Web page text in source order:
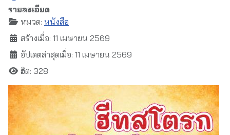
รายละเอียด
หมวด: หนังสือ
สร้างเมื่อ: 11 เมษายน 2569
อัปเดตล่าสุดเมื่อ: 11 เมษายน 2569
ฮิต: 328